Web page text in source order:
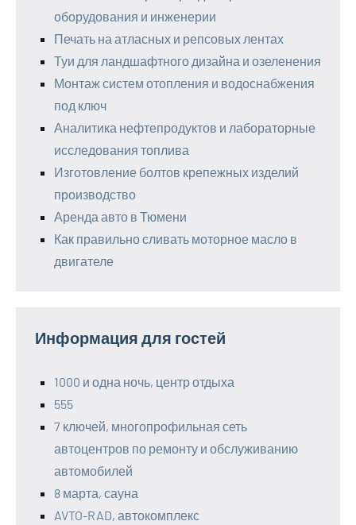
оборудования и инженерии
Печать на атласных и репсовых лентах
Туи для ландшафтного дизайна и озеленения
Монтаж систем отопления и водоснабжения
под ключ
Аналитика нефтепродуктов и лабораторные
исследования топлива
Изготовление болтов крепежных изделий
производство
Аренда авто в Тюмени
Как правильно сливать моторное масло в
двигателе
Информация для гостей
1000 и одна ночь, центр отдыха
555
7 ключей, многопрофильная сеть
автоцентров по ремонту и обслуживанию
автомобилей
8 марта, сауна
AVTO-RAD, автокомплекс